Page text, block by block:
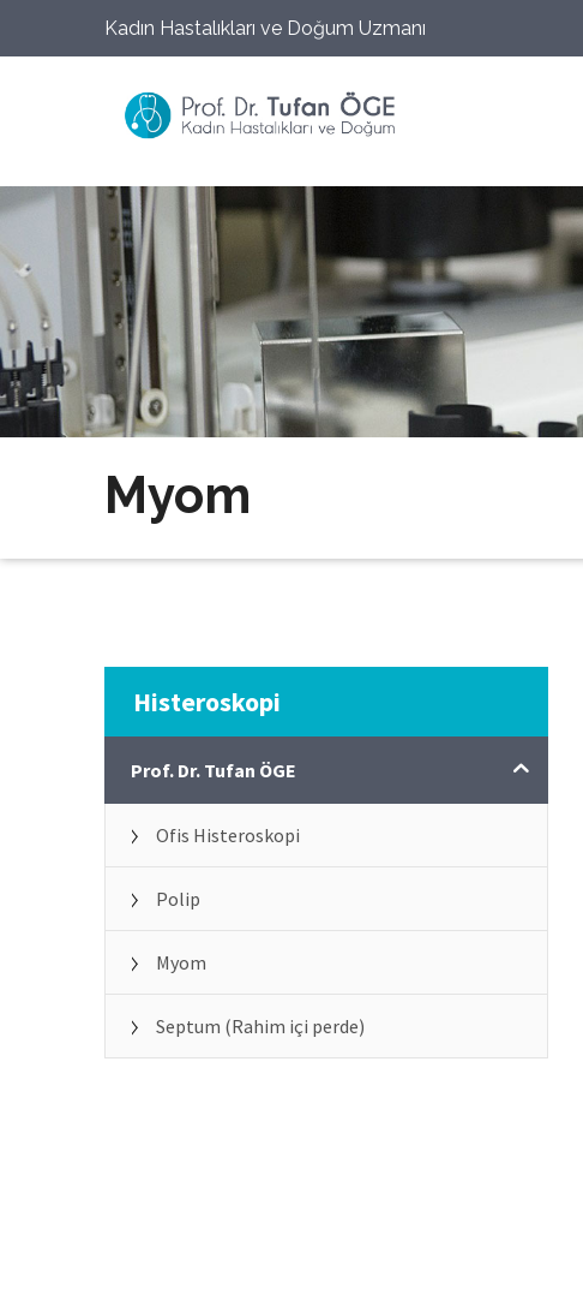
Kadın Hastalıkları ve Doğum Uzmanı
Myom
Histeroskopi
Prof. Dr. Tufan ÖGE
Ofis Histeroskopi
Polip
Myom
Septum (Rahim içi perde)